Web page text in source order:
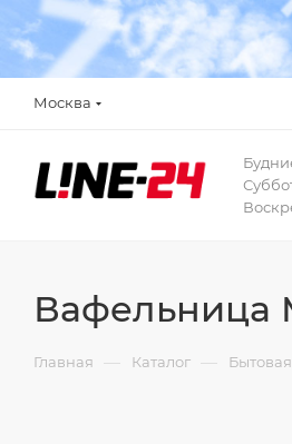
Москва
Вафельница
Главная — Каталог —